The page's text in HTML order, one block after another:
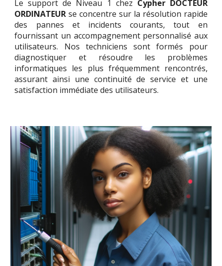
Le support de Niveau 1 chez Cypher DOCTEUR
ORDINATEUR se concentre sur la résolution rapide
des pannes et incidents courants, tout en
fournissant un accompagnement personnalisé aux
utilisateurs. Nos techniciens sont formés pour
diagnostiquer et résoudre les problèmes
informatiques les plus fréquemment rencontrés,
assurant ainsi une continuité de service et une
satisfaction immédiate des utilisateurs.